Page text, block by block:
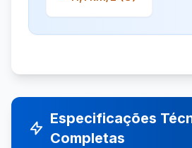
Especificações
Completas